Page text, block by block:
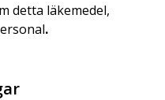
detta läkemedel,
.